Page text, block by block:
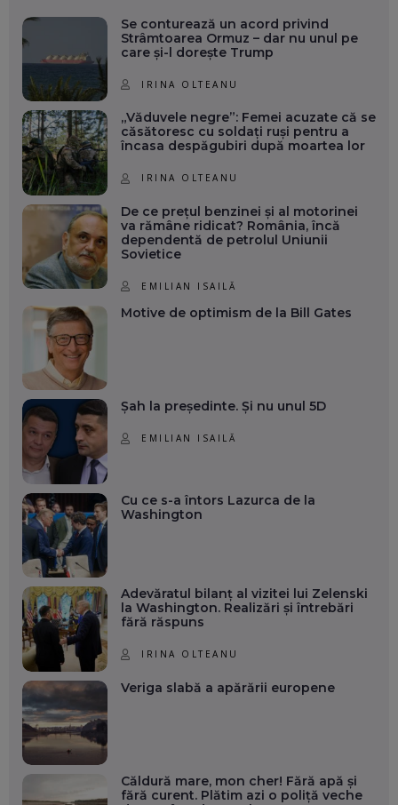
Se conturează un acord privind
Strâmtoarea Ormuz – dar nu unul pe
care și-l dorește Trump
IRINA OLTEANU
„Văduvele negre”: Femei acuzate că se
căsătoresc cu soldați ruși pentru a
încasa despăgubiri după moartea lor
IRINA OLTEANU
De ce prețul benzinei și al motorinei
va rămâne ridicat? România, încă
dependentă de petrolul Uniunii
Sovietice
EMILIAN ISAILĂ
Motive de optimism de la Bill Gates
Șah la președinte. Și nu unul 5D
EMILIAN ISAILĂ
Cu ce s-a întors Lazurca de la
Washington
Adevăratul bilanț al vizitei lui Zelenski
la Washington. Realizări și întrebări
fără răspuns
IRINA OLTEANU
Veriga slabă a apărării europene
Căldură mare, mon cher! Fără apă și
fără curent. Plătim azi o poliță veche